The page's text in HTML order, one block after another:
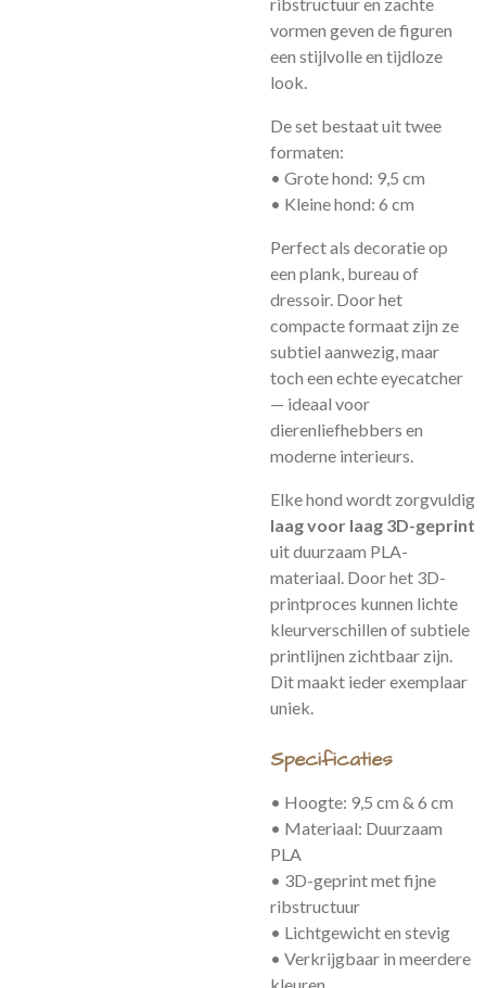
vormen geven de figuren
een stijlvolle en tijdloze
look.
De set bestaat uit twee
formaten:
• Grote hond: 9,5 cm
• Kleine hond: 6 cm
Perfect als decoratie op
een plank, bureau of
dressoir. Door het
compacte formaat zijn ze
subtiel aanwezig, maar
toch een echte eyecatcher
— ideaal voor
dierenliefhebbers en
moderne interieurs.
Elke hond wordt zorgvuldig
laag voor laag 3D-geprint
uit duurzaam PLA-
materiaal. Door het 3D-
printproces kunnen lichte
kleurverschillen of subtiele
printlijnen zichtbaar zijn.
Dit maakt ieder exemplaar
uniek.
Specificaties
• Hoogte: 9,5 cm & 6 cm
• Materiaal: Duurzaam
PLA
• 3D-geprint met fijne
ribstructuur
• Lichtgewicht en stevig
• Verkrijgbaar in meerdere